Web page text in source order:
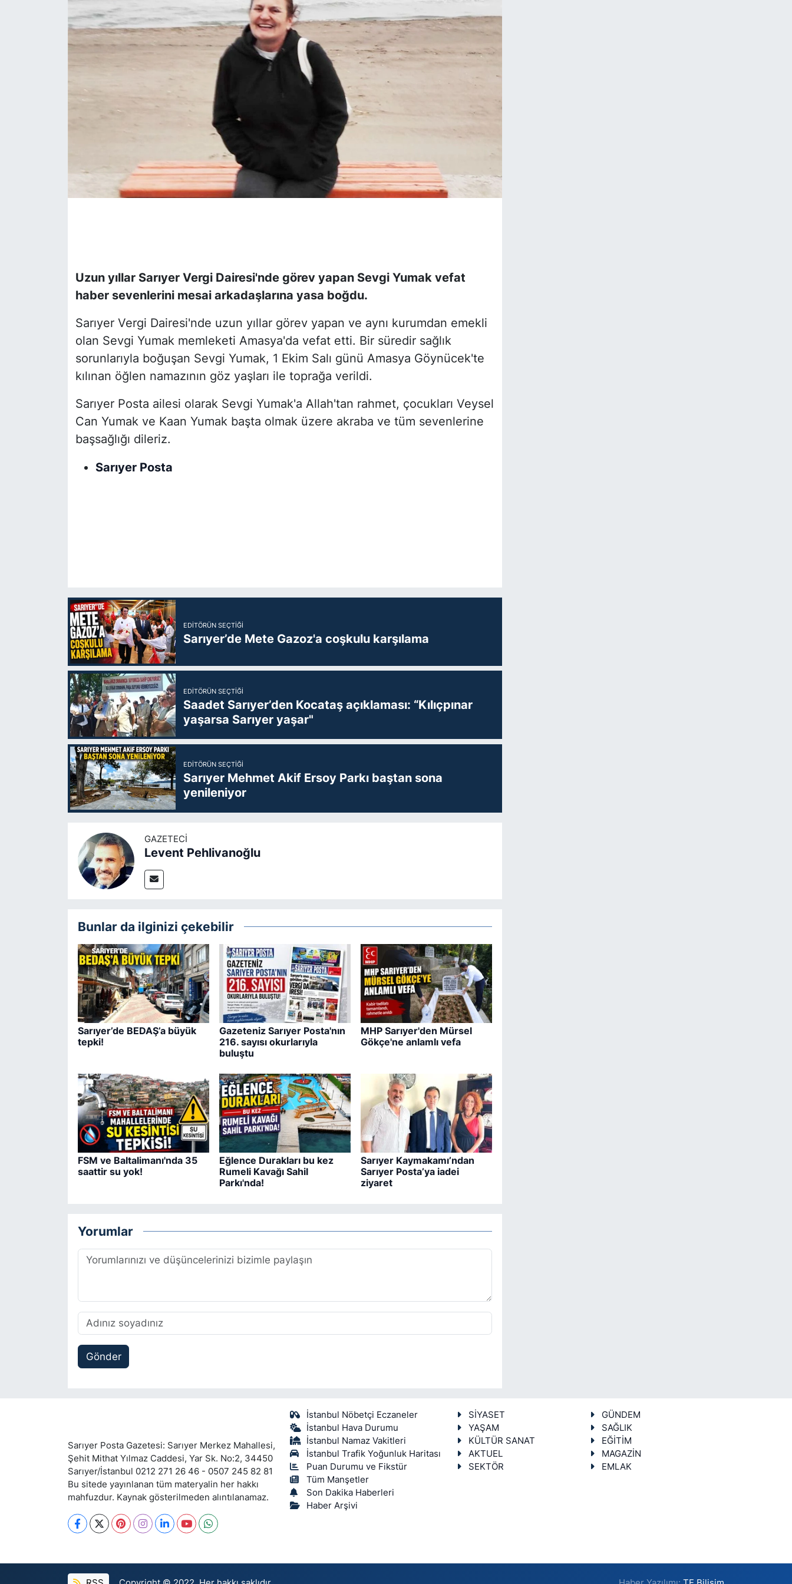
Uzun yıllar Sarıyer Vergi Dairesi'nde görev yapan Sevgi Yumak vefat
haber sevenlerini mesai arkadaşlarına yasa boğdu.
Sarıyer Vergi Dairesi'nde uzun yıllar görev yapan ve aynı kurumdan emekli
olan Sevgi Yumak memleketi Amasya'da vefat etti. Bir süredir sağlık
sorunlarıyla boğuşan Sevgi Yumak, 1 Ekim Salı günü Amasya Göynücek'te
kılınan öğlen namazının göz yaşları ile toprağa verildi.
Sarıyer Posta ailesi olarak Sevgi Yumak'a Allah'tan rahmet, çocukları Veysel
Can Yumak ve Kaan Yumak başta olmak üzere akraba ve tüm sevenlerine
başsağlığı dileriz.
Sarıyer Posta
EDITÖRÜN SEÇTIĞI
Sarıyer’de Mete Gazoz'a coşkulu karşılama
EDITÖRÜN SEÇTIĞI
Saadet Sarıyer’den Kocataş açıklaması: “Kılıçpınar
yaşarsa Sarıyer yaşar"
EDITÖRÜN SEÇTIĞI
Sarıyer Mehmet Akif Ersoy Parkı baştan sona
yenileniyor
GAZETECI
Levent Pehlivanoğlu
Bunlar da ilginizi çekebilir
Sarıyer’de BEDAŞ’a büyük
tepki!
Gazeteniz Sarıyer Posta'nın
216. sayısı okurlarıyla
buluştu
MHP Sarıyer'den Mürsel
Gökçe'ne anlamlı vefa
FSM ve Baltalimanı'nda 35
saattir su yok!
Eğlence Durakları bu kez
Rumeli Kavağı Sahil
Parkı'nda!
Sarıyer Kaymakamı’ndan
Sarıyer Posta’ya iadei
ziyaret
Yorumlar
Gönder
Sarıyer Posta Gazetesi: Sarıyer Merkez Mahallesi,
Şehit Mithat Yılmaz Caddesi, Yar Sk. No:2, 34450
Sarıyer/İstanbul 0212 271 26 46 - 0507 245 82 81
Bu sitede yayınlanan tüm materyalin her hakkı
mahfuzdur. Kaynak gösterilmeden alıntılanamaz.
İstanbul Nöbetçi Eczaneler
İstanbul Hava Durumu
İstanbul Namaz Vakitleri
İstanbul Trafik Yoğunluk Haritası
Puan Durumu ve Fikstür
Tüm Manşetler
Son Dakika Haberleri
Haber Arşivi
SİYASET
GÜNDEM
YAŞAM
SAĞLIK
KÜLTÜR SANAT
EĞİTİM
AKTUEL
MAGAZİN
SEKTÖR
EMLAK
KÖŞE YAZILARI
KÖŞE YAZILARI (Arşiv)
KÜLTÜR SANAT
SARIYER HABERLERİ
SİYASET
SON DAKİKA HABERİ
TEKNOLOJİ
TÜRKİYE VE DÜNYA GÜNDEMİ
VİDEO GALERİ